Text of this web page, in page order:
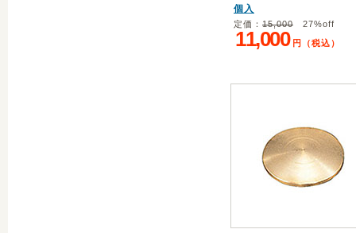
個入
定価： 15,000 27%off
11,000 円（税込）